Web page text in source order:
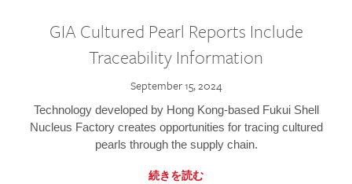
GIA Cultured Pearl Reports Include
Traceability Information
September 15, 2024
Technology developed by Hong Kong-based Fukui Shell
Nucleus Factory creates opportunities for tracing cultured
pearls through the supply chain.
続きを読む